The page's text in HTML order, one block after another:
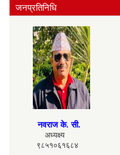
जनप्रतिनिधि
नवराज के. सी.
अध्यक्ष्य
९८५१०६१६८४